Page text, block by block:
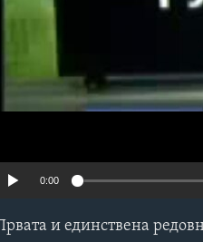
0:00
и единствена